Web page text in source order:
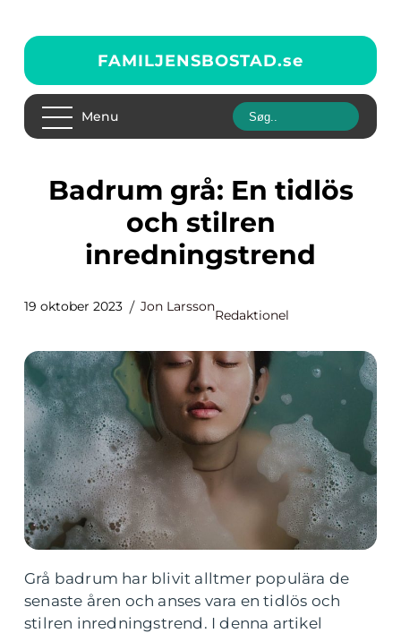
FAMILJENSBOSTAD.se
Menu
Badrum grå: En tidlös
och stilren
inredningstrend
19 oktober 2023 Jon Larsson
Redaktionel
Grå badrum har blivit alltmer populära de
senaste åren och anses vara en tidlös och
stilren inredningstrend. I denna artikel